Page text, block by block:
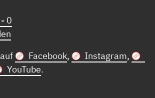
0
auf
Facebook, Instagram,
YouTube.